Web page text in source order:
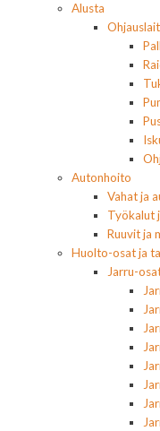
Alusta
Autonhoito
Vahat ja
Työkalut
Ruuvit ja
Huolto-osat ja
Jarru-